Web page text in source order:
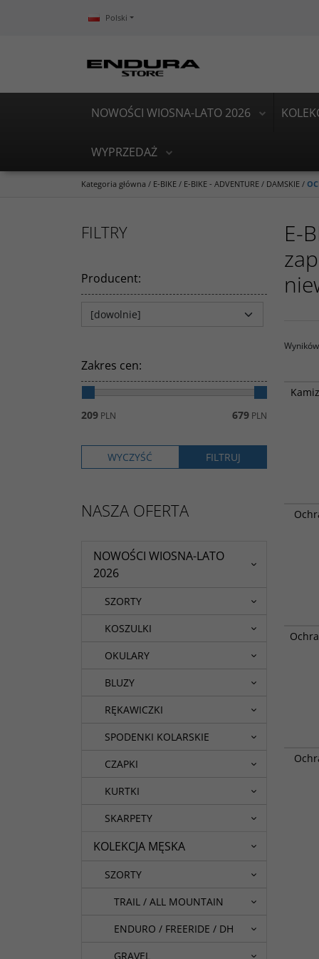
Polski
NOWOŚCI WIOSNA-LATO 2026
WYPRZEDAŻ
Kategoria główna / E-BIKE / E-BIKE - ADVENTURE / DAMSKIE /
E-
jazdy
w
All
w
FILTRY
Producent:
Zakres cen:
209 PLN 679 PLN
NASZA OFERTA
NOWOŚCI WIOSNA-LATO
2026
SZORTY
KOSZULKI
OKULARY
BLUZY
RĘKAWICZKI
SPODENKI KOLARSKIE
CZAPKI
KURTKI
SKARPETY
KOLEKCJA MĘSKA
SZORTY
TRAIL / ALL MOUNTAIN
ENDURO / FREERIDE / DH
GRAVEL